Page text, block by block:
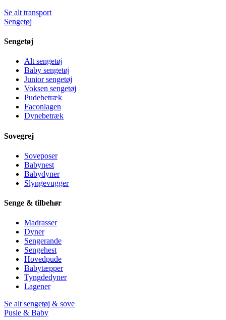
Se alt transport
Sengetøj
Sengetøj
Alt sengetøj
Baby sengetøj
Junior sengetøj
Voksen sengetøj
Pudebetræk
Faconlagen
Dynebetræk
Sovegrej
Soveposer
Babynest
Babydyner
Slyngevugger
Senge & tilbehør
Madrasser
Dyner
Sengerande
Sengehest
Hovedpude
Babytæpper
Tyngdedyner
Lagener
Se alt sengetøj & sove
Pusle & Baby